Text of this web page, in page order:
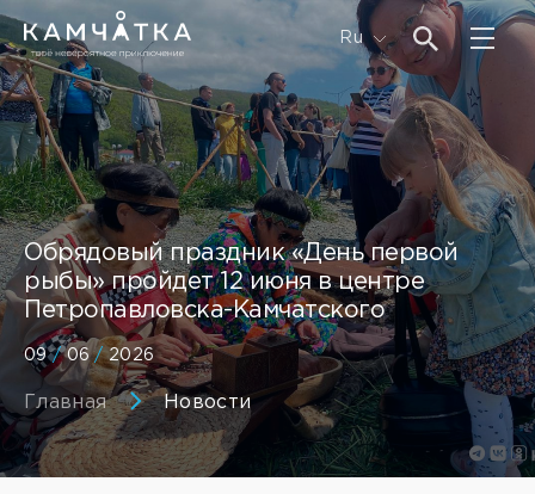
Ru
Обрядовый праздник «День первой
рыбы» пройдет 12 июня в центре
Петропавловска-Камчатского
09/06/2026
Главная Новости